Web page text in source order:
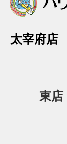
太宰府店
定休日
太宰府
東店